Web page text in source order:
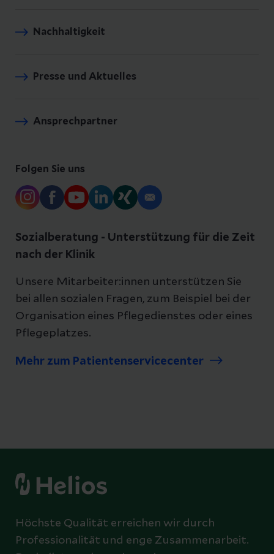
Nachhaltigkeit
Presse und Aktuelles
Ansprechpartner
Folgen Sie uns
Sozialberatung - Unterstützung für die Zeit
nach der Klinik
Unsere Mitarbeiter:innen unterstützen Sie
bei allen sozialen Fragen, zum Beispiel bei der
Organisation eines Pflegedienstes oder eines
Pflegeplatzes.
Mehr zum Patientenservicecenter
Höchste Qualität erreichen wir durch
Professionalität und enge Zusammenarbeit.